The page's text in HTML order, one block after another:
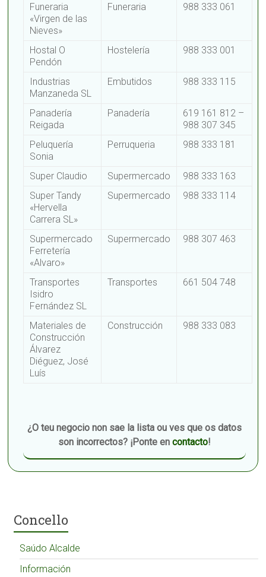
Funeraria
«Virgen de las
Nieves»
Funeraria 988 333 061
Hostal O
Pendón
Hostelería 988 333 001
Industrias
Manzaneda SL
Embutidos 988 333 115
Panadería
Reigada
Panadería
619 161 812 –
988 307 345
Peluquería
Sonia
Perruqueria 988 333 181
Super Claudio Supermercado
988 333 163
Super Tandy
«Hervella
Carrera SL»
Supermercado 988 333 114
Supermercado
Ferretería
«Alvaro»
Supermercado 988 307 463
Transportes
Isidro
Fernández SL
Transportes 661 504 748
Materiales de
Construcción
Álvarez
Diéguez, José
Luís
Construcción 988 333 083
¿O teu negocio non sae la lista ou ves que os datos
son incorrectos? ¡Ponte en contacto!
Concello
Saúdo Alcalde
Información